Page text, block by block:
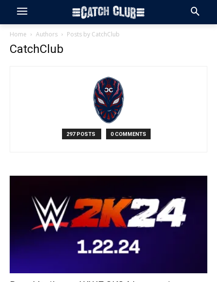
Home Authors Posts by CatchClub
CatchClub
297 POSTS 0 COMMENTS